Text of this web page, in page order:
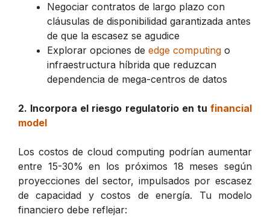
Negociar contratos de largo plazo con
cláusulas de disponibilidad garantizada antes
de que la escasez se agudice
Explorar opciones de edge computing o
infraestructura híbrida que reduzcan
dependencia de mega-centros de datos
2. Incorpora el riesgo regulatorio en tu financial
model
Los costos de cloud computing podrían aumentar
entre 15-30% en los próximos 18 meses según
proyecciones del sector, impulsados por escasez
de capacidad y costos de energía. Tu modelo
financiero debe reflejar: